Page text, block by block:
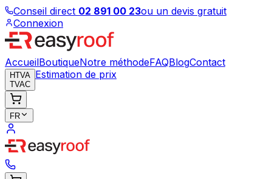
Conseil direct 02 891 00 23ou un devis gratuit
Connexion
AccueilBoutiqueNotre méthodeFAQBlogContact
HTVA
TVAC
Estimation de prix
FR